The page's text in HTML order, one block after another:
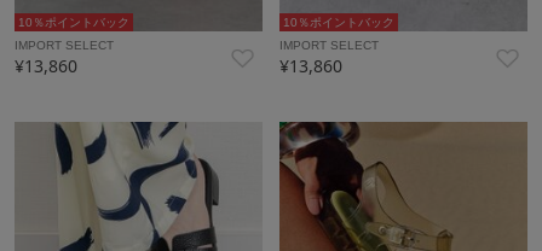
10％ポイントバック
IMPORT SELECT
¥13,860
10％ポイントバック
IMPORT SELECT
¥13,860